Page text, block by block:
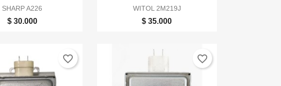
Vista rápida
SHARP A226
$ 30.000
Vista rápida
WITOL 2M219J
$ 35.000
favorite_border favorite_border